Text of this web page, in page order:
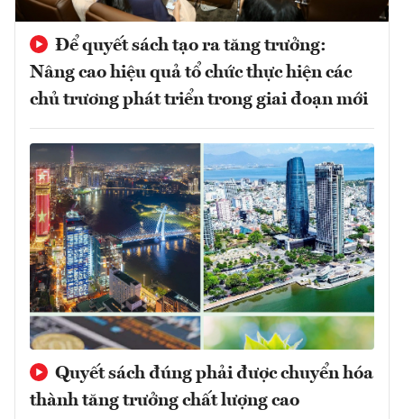
Để quyết sách tạo ra tăng trưởng:
Nâng cao hiệu quả tổ chức thực hiện các
chủ trương phát triển trong giai đoạn mới
Quyết sách đúng phải được chuyển hóa
thành tăng trưởng chất lượng cao